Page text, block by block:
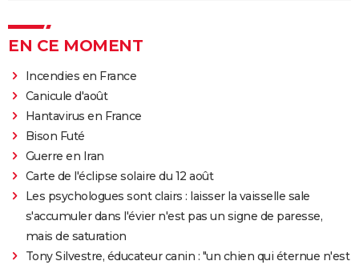
EN CE MOMENT
Incendies en France
Canicule d'août
Hantavirus en France
Bison Futé
Guerre en Iran
Carte de l'éclipse solaire du 12 août
Les psychologues sont clairs : laisser la vaisselle sale
s'accumuler dans l'évier n'est pas un signe de paresse,
mais de saturation
Tony Silvestre, éducateur canin : "un chien qui éternue n'est